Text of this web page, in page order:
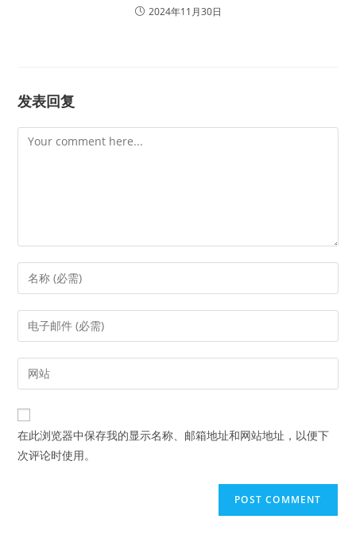
2024年11月30日
发表回复
Comment
Enter
your
name
comment
Enter
your
email
address
comment
Enter
your
website
URL
(optional)
在此浏览器中保存我的显示名称、邮箱地址和网站地址，以便下
次评论时使用。